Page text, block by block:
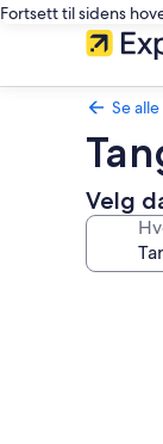
Fortsett til sidens
Se
Velg